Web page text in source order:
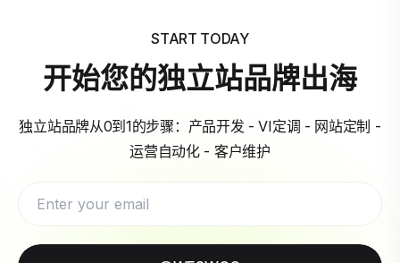
START TODAY
开始您的独立站品牌出海
独立站品牌从0到1的步骤：产品开发 - VI定调 - 网站定制 -
运营自动化 - 客户维护